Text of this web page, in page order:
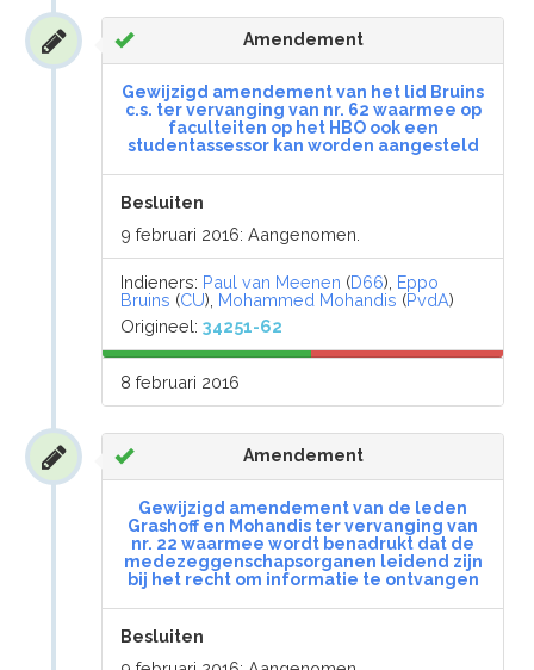
Amendement
Gewijzigd amendement van het lid Bruins
c.s. ter vervanging van nr. 62 waarmee op
faculteiten op het HBO ook een
studentassessor kan worden aangesteld
Besluiten
9 februari 2016: Aangenomen.
Indieners: Paul van Meenen (D66), Eppo
Bruins (CU), Mohammed Mohandis (PvdA)
Origineel:34251-62
8 februari 2016
Amendement
Gewijzigd amendement van de leden
Grashoff en Mohandis ter vervanging van
nr. 22 waarmee wordt benadrukt dat de
medezeggenschapsorganen leidend zijn
bij het recht om informatie te ontvangen
Besluiten